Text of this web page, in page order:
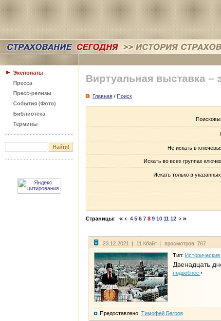
Экспонаты
Пресса
Пресс-релизы
События (Фото)
Библиотека
Термины
Виртуальная выставка –
Главная / Поиск
Не искать в
Искать во всех группах
Искать только в
Страницы: 4 5 6 7 8 9 10 11 12
23.12.2021 | 11 Кбайт | просмотров: 767
Тип:
Двенадцать
подробнее
Предоставлено: Тимофей Бегров